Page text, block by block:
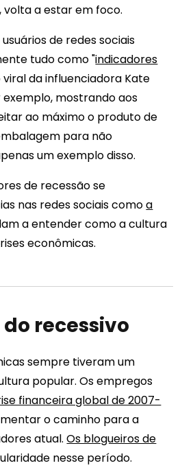
a estar em foco.
de redes sociais
tudo como "indicadores
viral da influenciadora Kate
exemplo, mostrando aos
ao máximo o produto de
para não
um exemplo disso.
de recessão se
nas redes sociais comoa
a entender como a cultura
econômicas.
recessivo
sempre tiveram um
popular. Os empregos
financeira global de 2007-
o caminho para a
atual.Os blogueiros de
nesse período.